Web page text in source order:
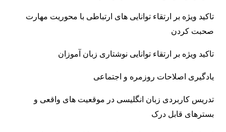
تاکید ویژه بر ارتقاء توانایی های ارتباطی با محوریت مهارت
صحبت کردن
تاکید ویژه بر ارتقاء توانایی نوشتاری زبان آموزان
یادگیری اصلاحات روزمره و اجتماعی
تدریس کاربردی زبان انگلیسی در موقعیت های واقعی و
بسترهای قابل درک